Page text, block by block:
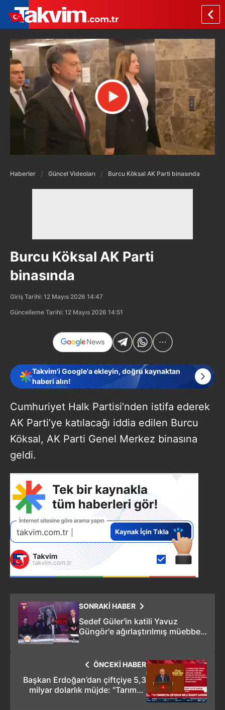
Haberler Güncel Videoları Burcu Köksal AK Parti binasında
Burcu Köksal AK Parti
binasında
Giriş Tarihi: 12 Mayıs 2026 14:47
Güncelleme Tarihi: 12 Mayıs 2026 14:51
Takvim'i Google'a ekleyin, doğru kaynaktan
haberi alın!
Cumhuriyet Halk Partisi’nden istifa ederek
AK Parti’ye katılacağı iddia edilen Burcu
Köksal, AK Parti Genel Merkez binasına
geldi.
SONRAKİ HABER
Sedef Güler'in katili Yavuz
Güngör'e ağırlaştırılmış müebbet
ÖNCEKİ HABER
Başkan Erdoğan’dan çiftçiye 5,3
milyar dolarlık müjde: "Tarımda